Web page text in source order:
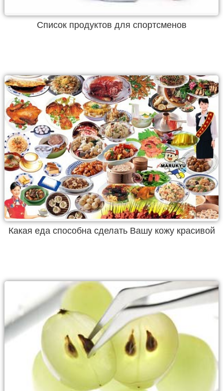
Список продуктов для спортсменов
Какая еда способна сделать Вашу кожу красивой